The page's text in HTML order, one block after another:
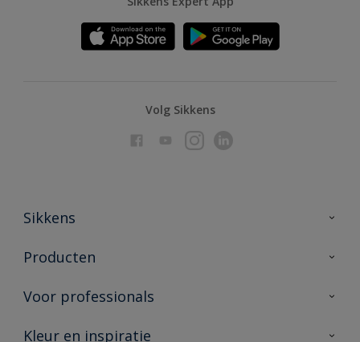
Volg Sikkens
Sikkens
Over Sikkens
Duurzaamheid
Producten
Producten voor binnen
Vind je verkooppunt
Voor professionals
Advies & service
Kleur en inspiratie